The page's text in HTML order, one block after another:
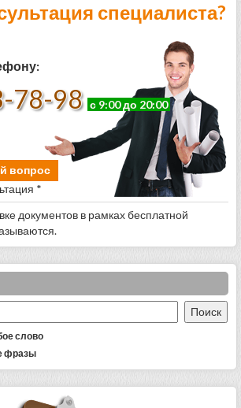
специалиста?
78-98 с 9:00 до 20:00
вопрос
*
документов в рамках бесплатной
слово
фразы